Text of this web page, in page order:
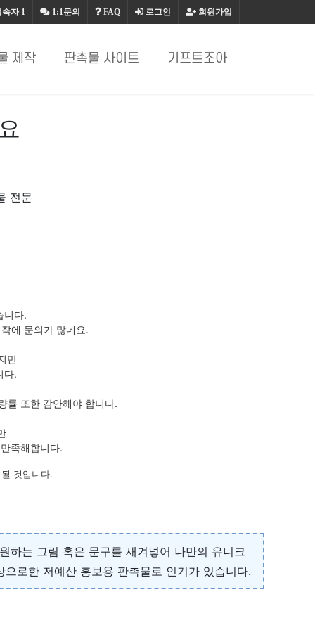
회원가입
로그인
FAQ
1:1문의
속자1
제작 판촉물 사이트 기프트조아
전문
니다.
에 문의가 많네요.
만
다.
률 또한 감안해야 합니다.
족해합니다.
것입니다.
하는 그림 혹은 문구를 새겨넣어 나만의 유니크
로한 저예산 홍보용 판촉물로 인기가 있습니다.